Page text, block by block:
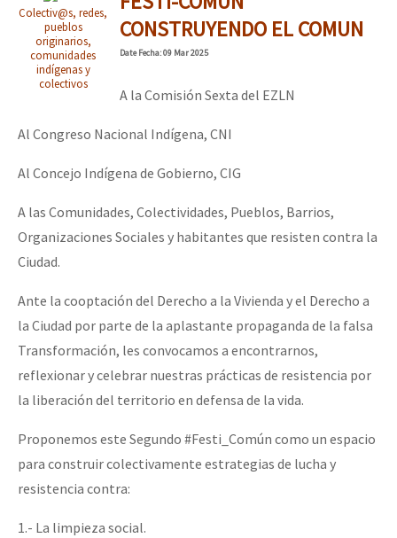
Colectiv@s, redes,
pueblos
originarios,
comunidades
indígenas y
colectivos
CONSTRUYENDO EL COMUN
DateFecha: 09 Mar 2025
A la Comisión Sexta del EZLN
Al Congreso Nacional Indígena, CNI
Al Concejo Indígena de Gobierno, CIG
A las Comunidades, Colectividades, Pueblos, Barrios,
Organizaciones Sociales y habitantes que resisten contra la
Ciudad.
Ante la cooptación del Derecho a la Vivienda y el Derecho a
la Ciudad por parte de la aplastante propaganda de la falsa
Transformación, les convocamos a encontrarnos,
reflexionar y celebrar nuestras prácticas de resistencia por
la liberación del territorio en defensa de la vida.
Proponemos este Segundo #Festi_Común como un espacio
para construir colectivamente estrategias de lucha y
resistencia contra:
1.- La limpieza social.